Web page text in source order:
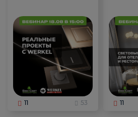
11 53 11